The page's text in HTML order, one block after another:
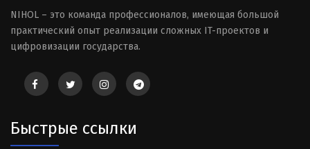
NIHOL – это команда профессионалов, имеющая большой
практический опыт реализации сложных IT-проектов и
цифровизации государства.
Быстрые ссылки